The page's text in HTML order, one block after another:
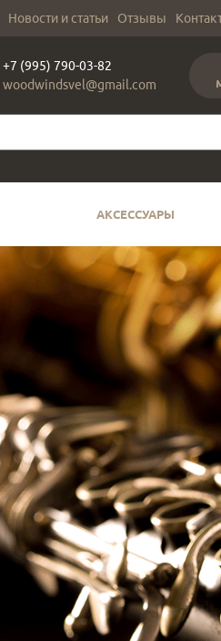
Новости и статьи Отзывы
+7 (995) 790-03-82
woodwindsvel@gmail.com
АКСЕССУАРЫ